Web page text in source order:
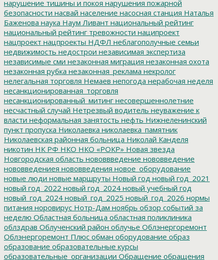
нарушение тишины и покоя нарушения пожарной
безопасности насвай население насосная станция Наталья
Баженова наука Наум Ливант национальный рейтинг
национальный рейтинг тревожности наципроект
нацпроект нацпроекты НДФЛ неблагополучные семьи
недвижимость недострои независимая экспертиза
независимые сми незаконная миграция незаконная охота
незаконная рубка незаконная_реклама некролог
нелегальная торговля Немаев непогода нерабочая неделя
несанкционированная_торговля
несанкционированный_митинг несовершеннолетние
несчастный случай Нетрезвый водитель неуважение к
власти неформальная занятость нефть Нижнеленинский
пункт пропуска Николаевка николаевка_памятник
Николаевская районная больница Николай Канделя
никотин НК РФ НКО НКО «РОКР» Новая звезда
Новгородская область нововвведение нововведение
нововведениея нововведения новое_оборудование
новые люди новые маршруты Новый год новый год_2021
новый год_2022 новый год_2024 новый учебный год
новый_год_2024 новый_год_2025 новый_год_2026 нормы
питания норовирус Нотр-Дам ноябрь обзор событий за
неделю Областная больница областная поликлиника
облздрав Облученский район облучье Облэнергоремонт
Облэнергоремонт Плюс обман оборудование образ
образование образовательные курсы
образовательные_организации Обращение обращения